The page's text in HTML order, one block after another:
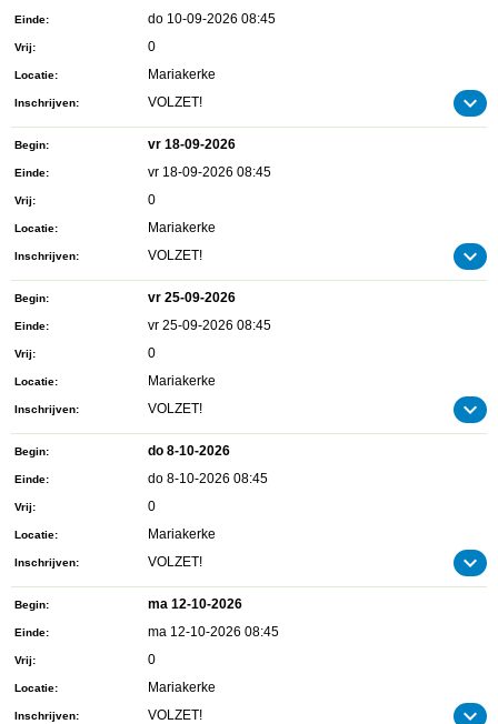
Einde do 10-09-2026 08:45
Vrij 0
Locatie Mariakerke
Inschrijven VOLZET!
Begin vr 18-09-2026
Einde vr 18-09-2026 08:45
Vrij 0
Locatie Mariakerke
Inschrijven VOLZET!
Begin vr 25-09-2026
Einde vr 25-09-2026 08:45
Vrij 0
Locatie Mariakerke
Inschrijven VOLZET!
Begin do 8-10-2026
Einde do 8-10-2026 08:45
Vrij 0
Locatie Mariakerke
Inschrijven VOLZET!
Begin ma 12-10-2026
Einde ma 12-10-2026 08:45
Vrij 0
Locatie Mariakerke
Inschrijven VOLZET!